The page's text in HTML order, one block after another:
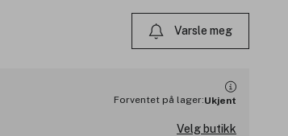
Varsle meg
Forventet på lager:Ukjent
Velg butikk